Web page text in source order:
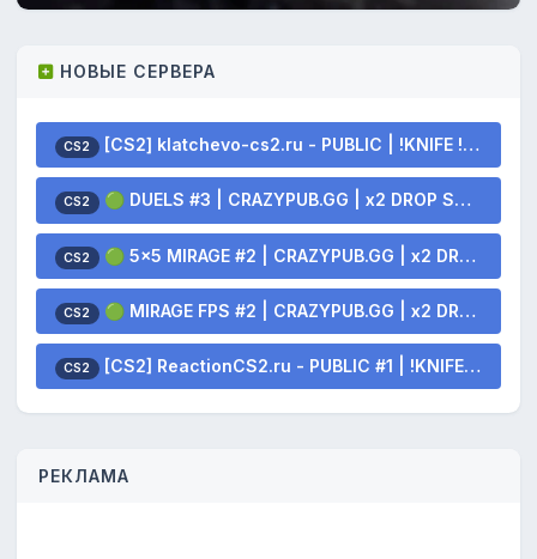
НОВЫЕ СЕРВЕРА
CS2 [CS2] klatchevo-cs2.ru - PUBLIC | !KNIFE !SKINS
CS2 🟢 DUELS #3 | CRAZYPUB.GG | x2 DROP SKINS
CS2 🟢 5x5 MIRAGE #2 | CRAZYPUB.GG | x2 DROP SKINS
CS2 🟢 MIRAGE FPS #2 | CRAZYPUB.GG | x2 DROP SKINS
CS2 [CS2] ReactionCS2.ru - PUBLIC #1 | !KNIFE !SKINS
РЕКЛАМА